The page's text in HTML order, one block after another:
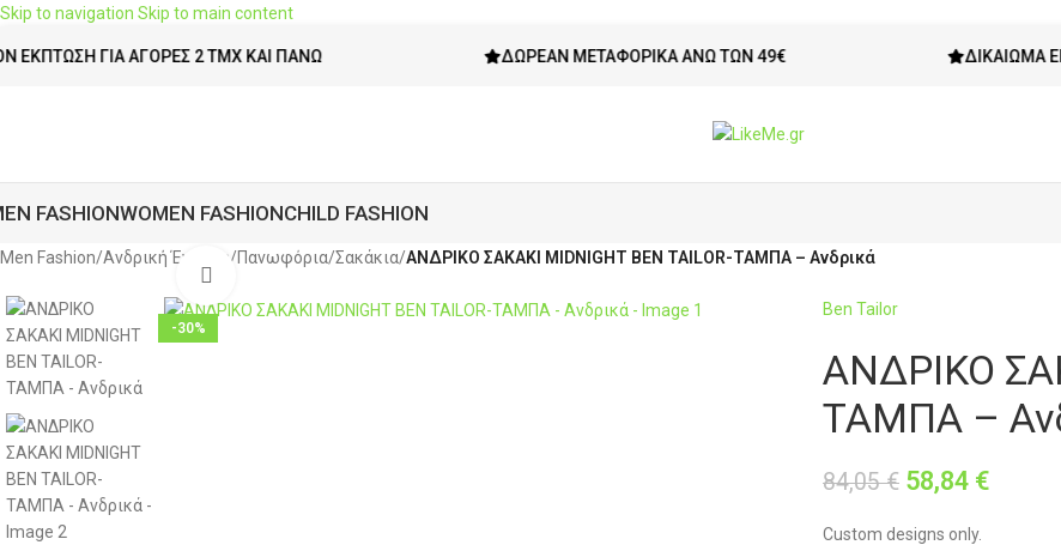
Skip to navigation Skip to main content
ΓΙΑ ΑΓΟΡΈΣ 2 ΤΜΧ ΚΑΙ ΠΆΝΩ ΔΩΡΕΆΝ ΜΕΤΑΦΟΡΙΚΆ ΆΝΩ ΤΩΝ 49€ ΔΙΚΑΊΩΜΑ
FASHIONWOMEN FASHIONCHILD FASHION
Men Fashion/Ανδρική Ένδυση/Πανωφόρια/Σακάκια/ΑΝΔΡΙΚΟ ΣΑΚΑΚΙ MIDNIGHT BEN TAILOR-ΤΑΜΠΑ – Ανδρικά
-30%
Ben Tailor
ΑΝΔΡΙΚΟ
ΤΑΜΠΑ –
84,05€ 58,84 €
Custom designs only.